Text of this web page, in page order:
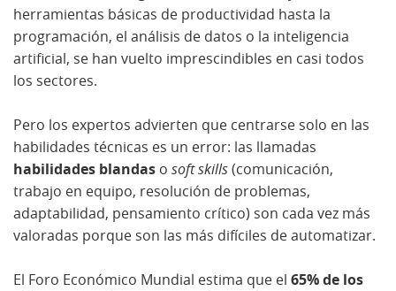
herramientas básicas de productividad hasta la
programación, el análisis de datos o la inteligencia
artificial, se han vuelto imprescindibles en casi todos
los sectores.
Pero los expertos advierten que centrarse solo en las
habilidades técnicas es un error: las llamadas
habilidades blandas o soft skills(comunicación,
trabajo en equipo, resolución de problemas,
adaptabilidad, pensamiento crítico) son cada vez más
valoradas porque son las más difíciles de automatizar.
El Foro Económico Mundial estima que el 65% de los